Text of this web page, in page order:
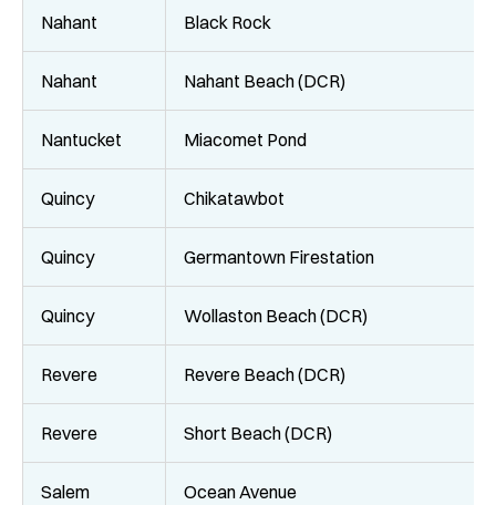
Nahant Black Rock
Nahant Nahant Beach (DCR)
Nantucket Miacomet Pond
Quincy Chikatawbot
Quincy Germantown Firestation
Quincy Wollaston Beach (DCR)
Revere Revere Beach (DCR)
Revere Short Beach (DCR)
Salem Ocean Avenue